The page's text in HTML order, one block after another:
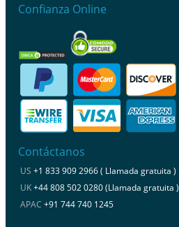
Confianza Online
Contáctanos
US +1 833 909 2966 ( Llamada gratuita )
UK+44 808 502 0280 (Llamada gratuita )
APAC +91 744 740 1245